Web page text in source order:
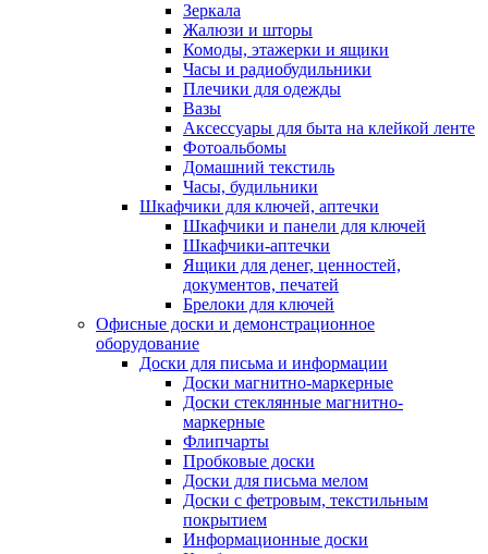
Зеркала
Жалюзи и шторы
Комоды, этажерки и ящики
Часы и радиобудильники
Плечики для одежды
Вазы
Аксессуары для быта на клейкой ленте
Фотоальбомы
Домашний текстиль
Часы, будильники
Шкафчики для ключей, аптечки
Шкафчики и панели для ключей
Шкафчики-аптечки
Ящики для денег, ценностей,
документов, печатей
Брелоки для ключей
Офисные доски и демонстрационное
оборудование
Доски для письма и информации
Доски магнитно-маркерные
Доски стеклянные магнитно-
маркерные
Флипчарты
Пробковые доски
Доски для письма мелом
Доски с фетровым, текстильным
покрытием
Информационные доски